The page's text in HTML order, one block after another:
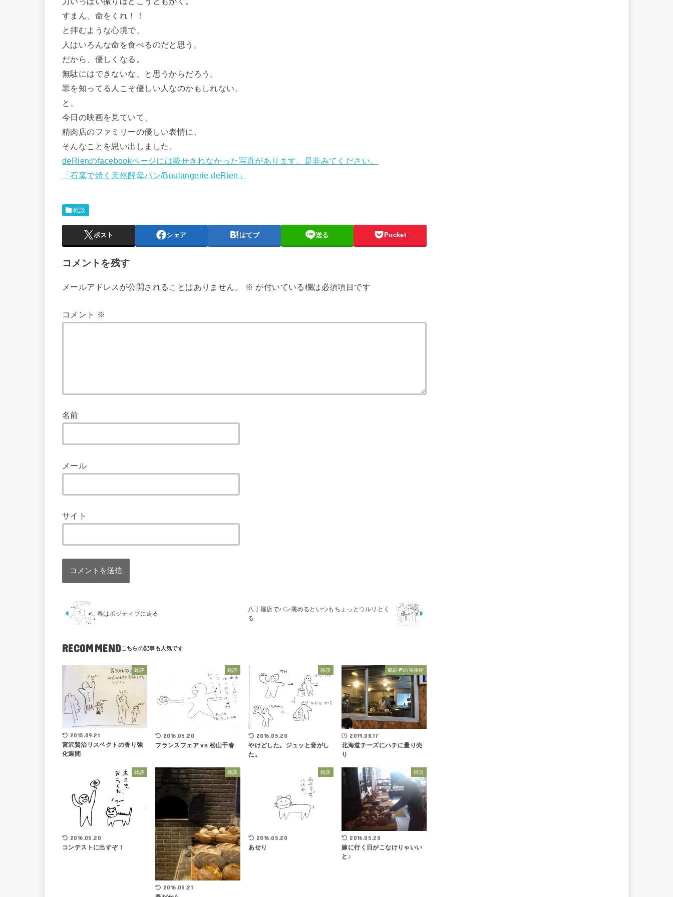
すまん、命をくれ！！
と拝むような心境で、
人はいろんな命を食べるのだと思う。
だから、優しくなる。
無駄にはできないな、と思うからだろう。
罪を知ってる人こそ優しい人なのかもしれない。
と、
今日の映画を見ていて、
精肉店のファミリーの優しい表情に、
そんなことを思い出しました。
deRienのfacebookページには載せきれなかった写真があります。是非みてください。
「石窯で焼く天然酵母パン/Boulangerie deRien」
雑談
ポスト シェア はてブ 送る Pocket
コメントを残す
メールアドレスが公開されることはありません。 ※ が付いている欄は必須項目です
コメント ※
名前
メール
サイト
春はポジティブに走る
八丁堀店でパン眺めるといつもちょっとウルリとく
る
RECOMMEND
雑談
2015.09.21
宮沢賢治リスペクトの香り強
化週間
雑談
2016.05.20
フランスフェア vs 松山千春
雑談
2016.05.20
やけどした。ジュッと音がし
た。
臆病者の冒険術
2019.08.17
北海道チーズにハチに量り売
り
雑談
2016.05.20
コンテストに出すぞ！
雑談
2016.05.21
雑談
2016.05.20
あせり
雑談
2016.05.20
嫁に行く日がこなけりゃいい
と♪